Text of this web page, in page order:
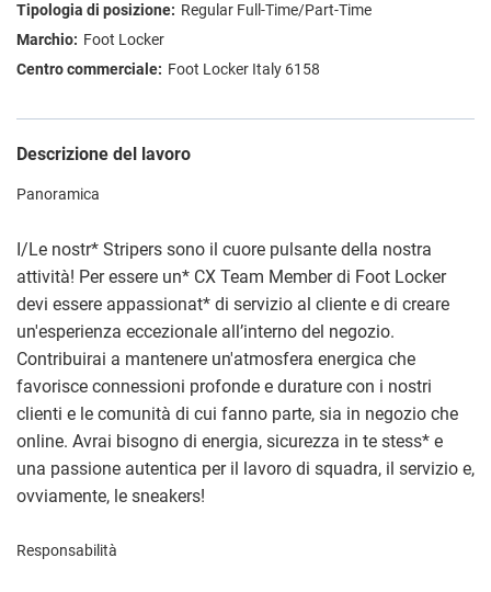
Regular Full-Time/Part-Time
Foot Locker
Foot Locker Italy 6158
Descrizione del lavoro
Panoramica
I/Le nostr* Stripers sono il cuore pulsante della nostra
attività! Per essere un* CX Team Member di Foot Locker
devi essere appassionat* di servizio al cliente e di creare
un'esperienza eccezionale all’interno del negozio.
Contribuirai a mantenere un'atmosfera energica che
favorisce connessioni profonde e durature con i nostri
clienti e le comunità di cui fanno parte, sia in negozio che
online. Avrai bisogno di energia, sicurezza in te stess* e
una passione autentica per il lavoro di squadra, il servizio e,
ovviamente, le sneakers!
Responsabilità